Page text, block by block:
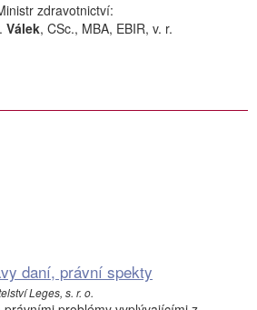
zdravotnictví:
Válek, CSc., MBA, EBIR, v. r.
daní, právní spekty
Leges, s. r. o.